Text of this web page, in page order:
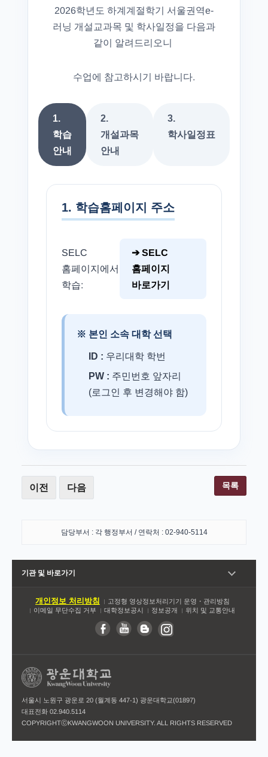
2026학년도 하계계절학기 서울권역e-
러닝 개설교과목 및 학사일정을 다음과
같이 알려드리오니
수업에 참고하시기 바랍니다.
1.
학습
안내
2.
개설과목
안내
3.
학사일정표
1. 학습홈페이지 주소
SELC
홈페이지에서
학습:
➔ SELC
홈페이지
바로가기
※ 본인 소속 대학 선택
ID : 우리대학 학번
PW : 주민번호 앞자리
(로그인 후 변경해야 함)
이전 다음 목록
담당부서 : 각 행정부서 / 연락처 : 02-940-5114
기관 및 바로가기
개인정보 처리방침
고정형 영상정보처리기기 운영・관리방침
이메일 무단수집 거부
대학정보공시 정보공개 위치 및 교통안내
서울시 노원구 광운로 20 (월계동 447-1) 광운대학교(01897)
대표전화 02.940.5114
COPYRIGHTⓒKWANGWOON UNIVERSITY. ALL RIGHTS RESERVED